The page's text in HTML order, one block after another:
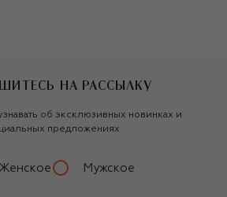
НА РАССЫЛКУ
об эксклюзивных новинках и
предложениях
Женское Мужское